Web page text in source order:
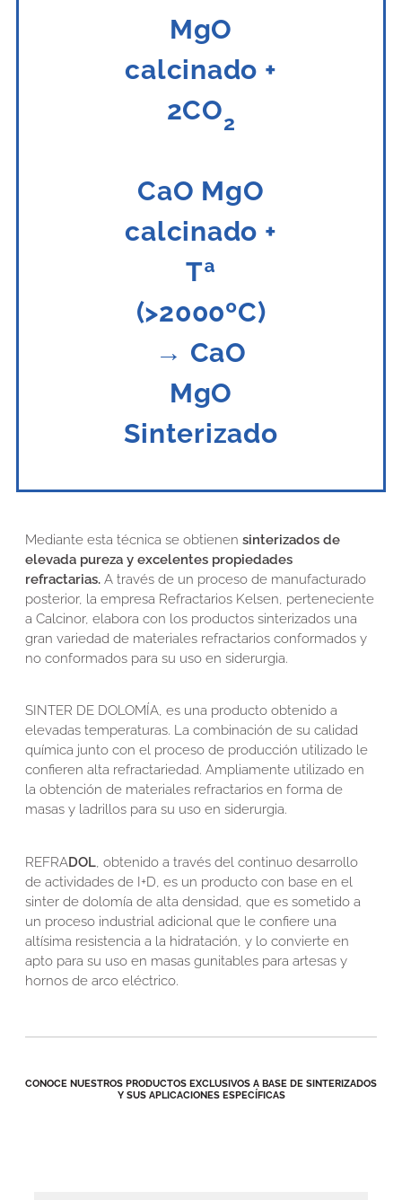
MgO
calcinado +
2CO2
CaO MgO
calcinado +
Tª
(>2000ºC)
→ CaO
MgO
Sinterizado
Mediante esta técnica se obtienen sinterizados de
elevada pureza y excelentes propiedades
refractarias.A través de un proceso de manufacturado
posterior, la empresa Refractarios Kelsen, perteneciente
a Calcinor, elabora con los productos sinterizados una
gran variedad de materiales refractarios conformados y
no conformados para su uso en siderurgia.
SINTER DE DOLOMÍA, es una producto obtenido a
elevadas temperaturas. La combinación de su calidad
química junto con el proceso de producción utilizado le
confieren alta refractariedad. Ampliamente utilizado en
la obtención de materiales refractarios en forma de
masas y ladrillos para su uso en siderurgia.
REFRADOL, obtenido a través del continuo desarrollo
de actividades de I+D, es un producto con base en el
sinter de dolomía de alta densidad, que es sometido a
un proceso industrial adicional que le confiere una
altísima resistencia a la hidratación, y lo convierte en
apto para su uso en masas gunitables para artesas y
hornos de arco eléctrico.
CONOCE NUESTROS PRODUCTOS EXCLUSIVOS A BASE DE SINTERIZADOS
Y SUS APLICACIONES ESPECÍFICAS